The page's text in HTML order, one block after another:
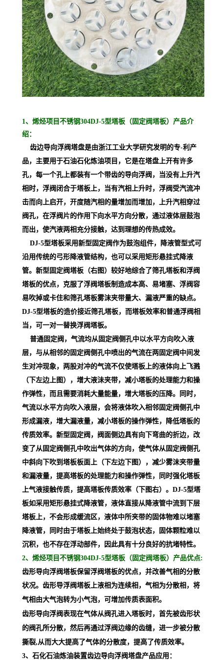
1、烯烃项目不锈钢304DJ-5型塔板（固定阀塔板）产品介
绍：
齿边导向浮阀塔盘是由浙江工业大学研究发明的专-利产
品，主要用于石油石化炼油项目，它是在塔盘上开有许多
孔，每一个孔上都装有一个带齿的导向浮阀，当没有上升汽
相时，浮阀闭合于塔板上，当有汽相上升时，浮阀受汽流冲
击而向上启开，开度随汽相的量增加而增加，上升汽相穿过
阀孔，在浮阀片的作用下向水平方向分散，通过液体层鼓泡
而出，使汽液两相充分接触，达到理想的传热成效。
DJ-5型塔板采用新型固定阀作为鼓泡组件，降液管型式可
沿用传统的弓形降液管结构，也可以采用矩形悬挂式降液
管。新型固定阀塔板（右图）较好地综合了筛孔塔板和浮阀
塔板的优点，克服了浮阀塔板制造成本高、易堵塞、浮阀容
易吹掉或卡住和筛孔塔板雾沫夹带量大、漏液严重的缺点。
DJ-5型塔板的造价接近筛孔塔板，而塔板效率和普通浮阀相
当，可一对一替换浮阀塔板。
普通固定阀，气流均从固定阀侧孔中以水平方向吹入液
层，与从相邻的固定阀侧孔中喷出的气流在两固定阀中间发
生对冲现象，两股对冲的气流不仅使塔板上的液体向上飞溅
（下左边上图），增大液沬夹带，减小塔板的处理能力和操
作弹性，而且需要消耗大量能量，增大塔板的压降。同时，
气流以水平方向吹入液层，会将液体吹入相邻固定阀侧孔中
形成漏液，增大漏液量，减小塔板的操作弹性，降低塔板的
传质效率。新型固定阀，阀面侧边具有向下弯曲的折边，改
变了从固定阀侧孔中吹出气体的方向，使气体从固定阀侧孔
中斜向下吹到塔板板面上（下左边下图），减少雾沫夹带量
和漏液量，提高塔板的处理能力和操作弹性，同时强化塔板
上气液接触传质，提高塔板传质效率（下图右）。DJ-5型塔
板如采用矩形悬挂式降液管，液体直接从降液管中流到下层
塔板上，不会形成缓流区，液体中所夹带的固体物难以堵塞
降液管，同时由于塔板上始终处于鼓泡状态，固体颗粒难以
沉积，也不存在浮动部件，因此具有十分良好的抗堵特性。
2、烯烃项目不锈钢304DJ-5型塔板（固定阀塔板）产品优点:
齿形导向浮阀塔板保留浮阀塔板的优点， 并改善气相的分散
状况。 齿形导浮阀塔板上液相为连续相，气相为分散相，将
气相由大气泡转为小气泡，可增加传质表面积。
齿形导向浮阀表现在气体从阀孔进入塔板时，首先被齿形状
的阀孔所分散，然后再通过浮阀边缘的齿缝，进一步被分散
撕裂,从而大大提高了气体的分散度，提高了传质效率。
3、石化石油炼油装置齿边导向浮阀塔盘产品应用：